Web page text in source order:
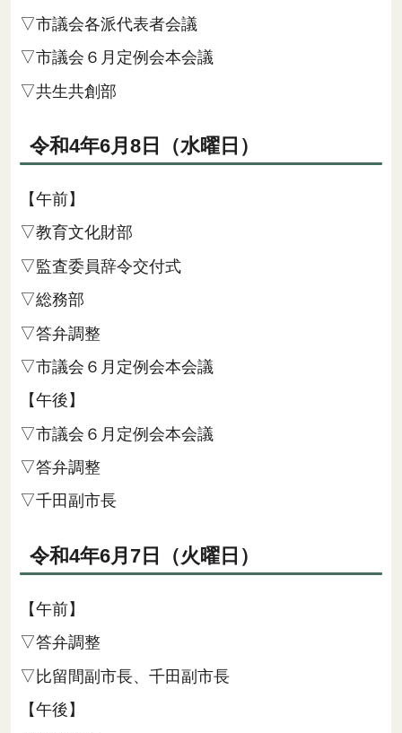
▽市議会各派代表者会議
▽市議会６月定例会本会議
▽共生共創部
令和4年6月8日（水曜日）
【午前】
▽教育文化財部
▽監査委員辞令交付式
▽総務部
▽答弁調整
▽市議会６月定例会本会議
【午後】
▽市議会６月定例会本会議
▽答弁調整
▽千田副市長
令和4年6月7日（火曜日）
【午前】
▽答弁調整
▽比留間副市長、千田副市長
【午後】